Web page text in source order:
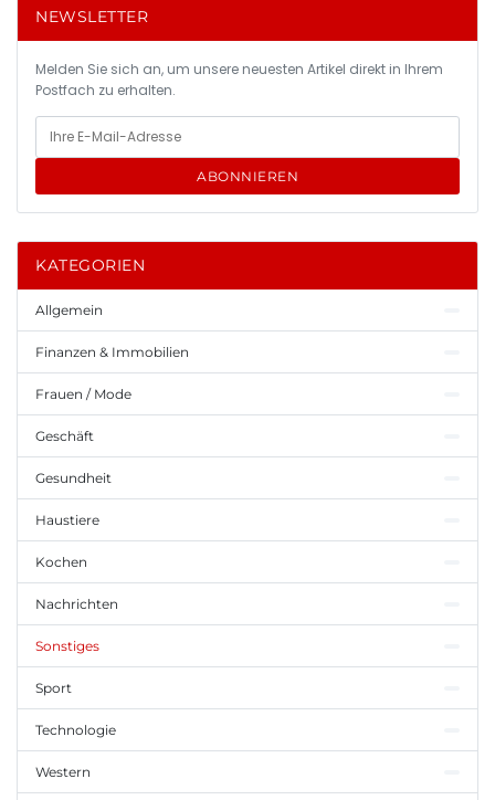
NEWSLETTER
Melden Sie sich an, um unsere neuesten Artikel direkt in Ihrem
Postfach zu erhalten.
ABONNIEREN
KATEGORIEN
Allgemein
Finanzen & Immobilien
Frauen / Mode
Geschäft
Gesundheit
Haustiere
Kochen
Nachrichten
Sonstiges
Sport
Technologie
Western